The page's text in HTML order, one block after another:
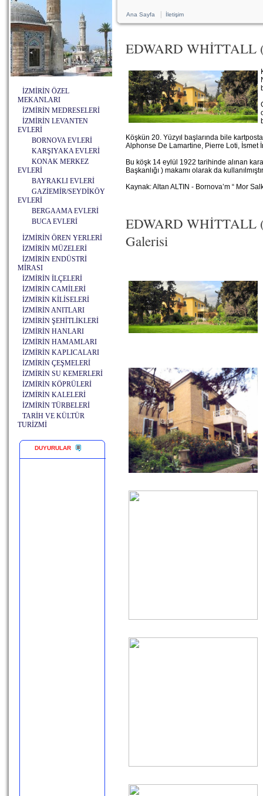
İZMİRİN ÖZEL
MEKANLARI
İZMİRİN MEDRESELERİ
İZMİRİN LEVANTEN
EVLERİ
BORNOVA EVLERİ
KARŞIYAKA EVLERİ
KONAK MERKEZ
EVLERİ
BAYRAKLI EVLERİ
GAZİEMİR/SEYDİKÖY
EVLERİ
BERGAAMA EVLERİ
BUCA EVLERİ
İZMİRİN ÖREN YERLERİ
İZMİRİN MÜZELERİ
İZMİRİN ENDÜSTRİ
MİRASI
İZMİRİN İLÇELERİ
İZMİRİN CAMİLERİ
İZMİRİN KİLİSELERİ
İZMİRİN ANITLARI
İZMİRİN ŞEHİTLİKLERİ
İZMİRİN HANLARI
İZMİRİN HAMAMLARI
İZMİRİN KAPLICALARI
İZMİRİN ÇEŞMELERİ
İZMİRİN SU KEMERLERİ
İZMİRİN KÖPRÜLERİ
İZMİRİN KALELERİ
İZMİRİN TÜRBELERİ
TARİH VE KÜLTÜR
TURİZMİ
DUYURULAR
Ana Sayfa İletişim
EDWARD WHİTTALL
Köşkün 20. Yüzyıl başlarında bile
Alphonse De Lamartine, Pierre Loti, İsmet
Bu köşk 14 eylül 1922 tarihinde alınan
Başkanlığı ) makamı olarak da
Kaynak: Altan ALTIN - Bornova’m “ Mor
EDWARD WHİTTALL
Galerisi